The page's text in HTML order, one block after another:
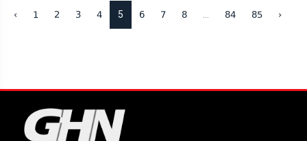
‹ 1 2 3 4 5 6 7 8 84 85 ›